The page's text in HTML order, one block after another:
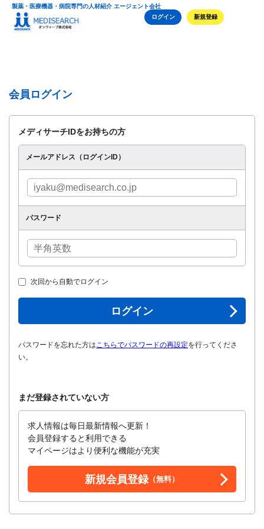
製薬・医療機器・病院専門の人材紹介 エージェント会社
ログイン
新規登録
会員ログイン
メディサーチIDをお持ちの方
メールアドレス（ログインID）
パスワード
次回から自動でログイン
ログイン
パスワードを忘れた方はこちらでパスワードの再設定を行ってくださ
い。
まだ登録されていない方
求人情報は毎日最新情報へ更新！
会員登録すると利用できる
マイページはより便利な機能が充実
新規会員登録（無料）